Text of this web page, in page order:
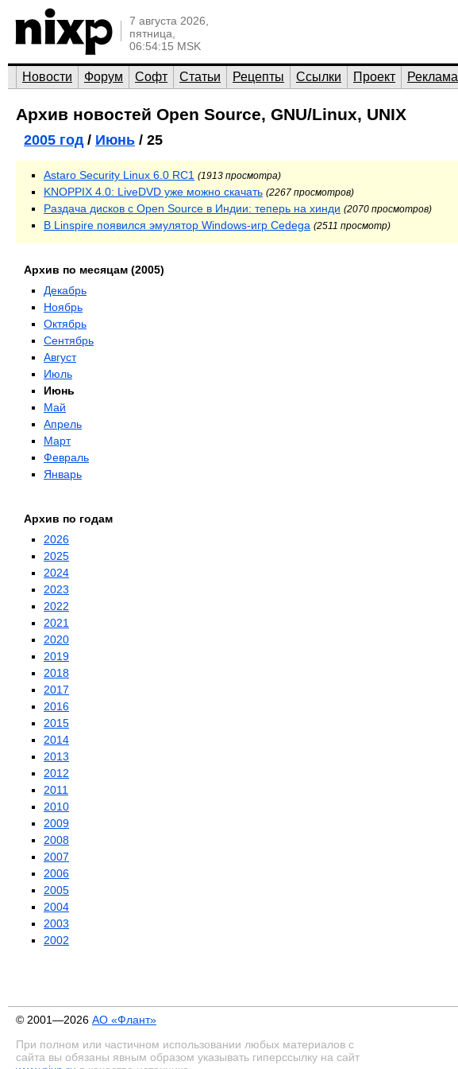
7 августа 2026,
пятница,
06:54:15 MSK
Новости Форум Софт Статьи Рецепты Ссылки Проект Реклама
Архив новостей Open Source, GNU/Linux, UNIX
2005 год/ Июнь / 25
Astaro Security Linux 6.0 RC1 (1913 просмотра)
KNOPPIX 4.0: LiveDVD уже можно скачать (2267 просмотров)
Раздача дисков с Open Source в Индии: теперь на хинди (2070 просмотров)
В Linspire появился эмулятор Windows-игр Cedega (2511 просмотр)
Архив по месяцам (2005)
Декабрь
Ноябрь
Октябрь
Сентябрь
Август
Июль
Июнь
Май
Апрель
Март
Февраль
Январь
Архив по годам
2026
2025
2024
2023
2022
2021
2020
2019
2018
2017
2016
2015
2014
2013
2012
2011
2010
2009
2008
2007
2006
2005
2004
2003
2002
© 2001—2026 АО «Флант»
При полном или частичном использовании любых материалов с
сайта вы обязаны явным образом указывать гиперссылку на сайт